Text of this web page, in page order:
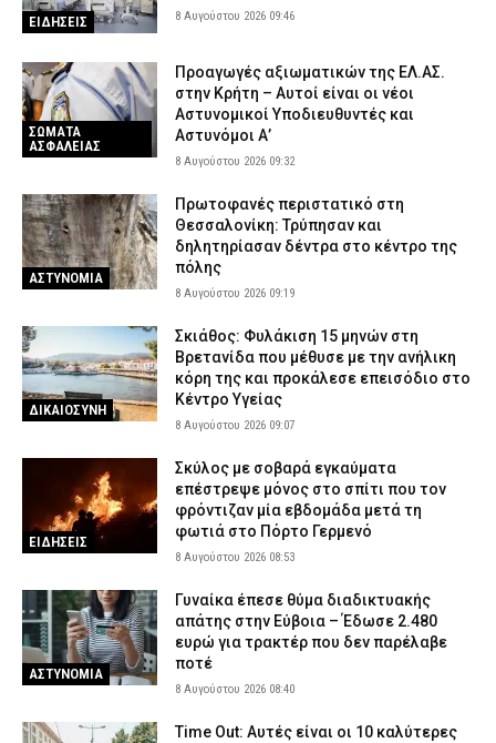
ΕΙΔΗΣΕΙΣ 8 Αυγούστου 2026 09:46
ΣΩΜΑΤΑ
ΑΣΦΑΛΕΙΑΣ
Προαγωγές αξιωματικών της ΕΛ.ΑΣ.
στην Κρήτη – Αυτοί είναι οι νέοι
Αστυνομικοί Υποδιευθυντές και
Αστυνόμοι Α’
8 Αυγούστου 2026 09:32
ΑΣΤΥΝΟΜΙΑ
Πρωτοφανές περιστατικό στη
Θεσσαλονίκη: Τρύπησαν και
δηλητηρίασαν δέντρα στο κέντρο της
πόλης
8 Αυγούστου 2026 09:19
ΔΙΚΑΙΟΣΥΝΗ
Σκιάθος: Φυλάκιση 15 μηνών στη
Βρετανίδα που μέθυσε με την ανήλικη
κόρη της και προκάλεσε επεισόδιο στο
Κέντρο Υγείας
8 Αυγούστου 2026 09:07
ΕΙΔΗΣΕΙΣ
Σκύλος με σοβαρά εγκαύματα
επέστρεψε μόνος στο σπίτι που τον
φρόντιζαν μία εβδομάδα μετά τη
φωτιά στο Πόρτο Γερμενό
8 Αυγούστου 2026 08:53
ΑΣΤΥΝΟΜΙΑ
Γυναίκα έπεσε θύμα διαδικτυακής
απάτης στην Εύβοια – Έδωσε 2.480
ευρώ για τρακτέρ που δεν παρέλαβε
ποτέ
8 Αυγούστου 2026 08:40
Time Out: Αυτές είναι οι 10 καλύτερες